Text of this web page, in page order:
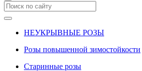
НЕУКРЫВНЫЕ РОЗЫ
Розы повышенной зимостойкости
Старинные розы